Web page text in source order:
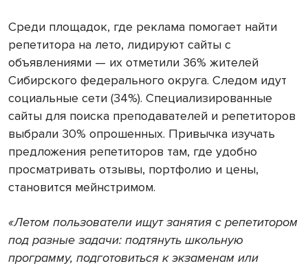
Среди площадок, где реклама помогает найти
репетитора на лето, лидируют сайты с
объявлениями — их отметили 36% жителей
Сибирского федерального округа. Следом идут
социальные сети (34%). Специализированные
сайты для поиска преподавателей и репетиторов
выбрали 30% опрошенных. Привычка изучать
предложения репетиторов там, где удобно
просматривать отзывы, портфолио и цены,
становится мейнстримом.
«Летом пользователи ищут занятия с репетитором
под разные задачи: подтянуть школьную
программу, подготовиться к экзаменам или